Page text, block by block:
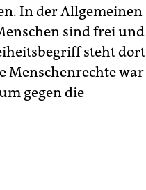
In der Allgemeinen
sind frei und
steht dort
Menschenrechte war
gegen die